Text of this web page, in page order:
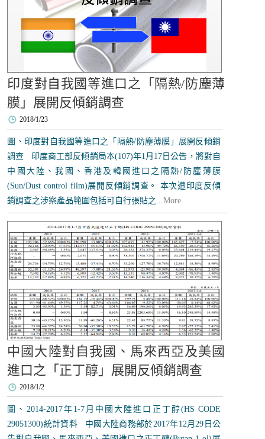
印度對自我國等進口之「隔熱/防塵薄
膜」展開反傾銷調查
2018/1/23
圖、印度對自我國等進口之「隔熱/防塵薄膜」展開反傾銷
調查 印度商工部反傾銷局本(107)年1月17日公告，將對自
中國大陸、我國、香港及韓國進口之隔熱/防塵薄膜
(Sun/Dust control film)展開反傾銷調查。 本次遭印度反傾
銷調查之涉案產品範圍包括可自行張貼之...More
中國大陸對自我國、馬來西亞及美國
進口之「正丁醇」展開反傾銷調查
2018/1/2
圖、2014-2017年1-7月中國大陸進口正丁醇(HS CODE
29051300)統計資料 中國大陸商務部於2017年12月29日公